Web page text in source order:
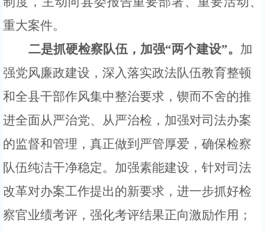
重大案件。
二是抓硬检察队伍，加强“两个建设”。 加
强党风廉政建设，深入落实政法队伍教育整顿
和全县干部作风集中整治要求，锲而不舍的推
进全面从严治党、从严治检，加强对司法办案
的监督和管理， 真正做到严管厚爱 ，确保检察
队伍纯洁干净稳定。加强素能建设，针对司法
改革对办案工作提出的新要求，进一步抓好检
察官业绩考评，强化考评结果正向激励作用；